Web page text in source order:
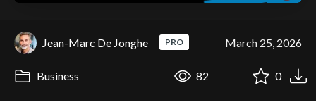
Jean-Marc De Jonghe PRO March 25, 2026
Business 82 0